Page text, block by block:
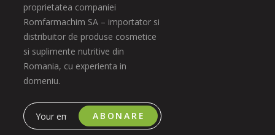
proprietatea companiei
Romfarmachim SA – importator si
distribuitor de produse cosmetice
si suplimente nutritive din
Romania, cu experienta in
domeniu.
ABONARE